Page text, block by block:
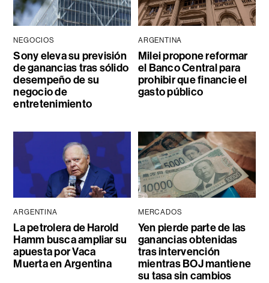
NEGOCIOS
Sony eleva su previsión
de ganancias tras sólido
desempeño de su
negocio de
entretenimiento
ARGENTINA
Milei propone reformar
el Banco Central para
prohibir que financie el
gasto público
ARGENTINA
La petrolera de Harold
Hamm busca ampliar su
apuesta por Vaca
Muerta en Argentina
MERCADOS
Yen pierde parte de las
ganancias obtenidas
tras intervención
mientras BOJ mantiene
su tasa sin cambios